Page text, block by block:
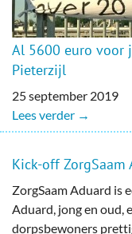
Al 5600 euro voor
Pieterzijl
25 september 2019
Lees verder →
Kick-off ZorgSaam
ZorgSaam Aduard is
Aduard, jong en oud,
dorpsbewoners